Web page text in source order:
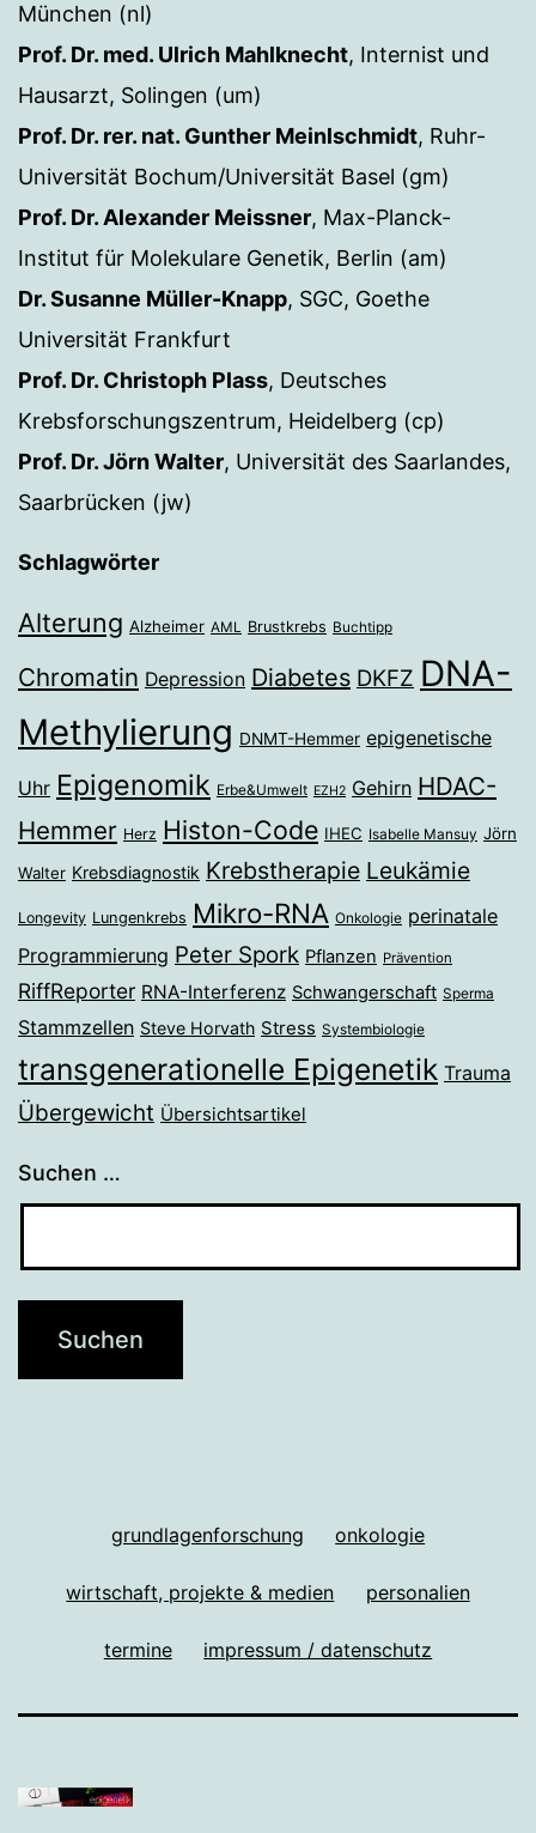
München (nl)
Prof. Dr. med. Ulrich Mahlknecht, Internist und
Hausarzt, Solingen (um)
Prof. Dr. rer. nat. Gunther Meinlschmidt, Ruhr-
Universität Bochum/Universität Basel (gm)
Prof. Dr. Alexander Meissner, Max-Planck-
Institut für Molekulare Genetik, Berlin (am)
Dr. Susanne Müller-Knapp, SGC, Goethe
Universität Frankfurt
Prof. Dr. Christoph Plass, Deutsches
Krebsforschungszentrum, Heidelberg (cp)
Prof. Dr. Jörn Walter, Universität des Saarlandes,
Saarbrücken (jw)
Schlagwörter
Alterung Alzheimer AML Brustkrebs Buchtipp
Chromatin Depression Diabetes DKFZ DNA-
Methylierung DNMT-Hemmer epigenetische
Uhr Epigenomik Erbe&Umwelt EZH2 Gehirn HDAC-
Hemmer Herz Histon-Code IHEC Isabelle Mansuy Jörn
Walter Krebsdiagnostik Krebstherapie Leukämie
Longevity Lungenkrebs Mikro-RNA Onkologie perinatale
Programmierung Peter Spork Pflanzen Prävention
RiffReporter RNA-Interferenz Schwangerschaft Sperma
Stammzellen Steve Horvath Stress Systembiologie
transgenerationelle Epigenetik Trauma
Übergewicht Übersichtsartikel
Suchen …
grundlagenforschung onkologie
wirtschaft, projekte & medien personalien
termine impressum / datenschutz